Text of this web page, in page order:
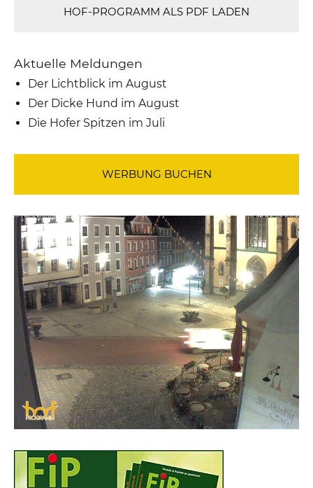
HOF-PROGRAMM ALS PDF LADEN
Aktuelle Meldungen
Der Lichtblick im August
Der Dicke Hund im August
Die Hofer Spitzen im Juli
WERBUNG BUCHEN